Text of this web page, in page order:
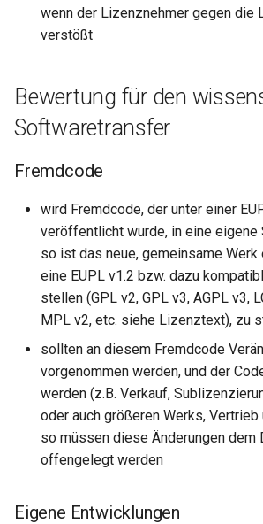
wenn der Lizenznehmer gegen die
verstößt
Bewertung für den
Softwaretransfer
Fremdcode
wird Fremdcode, der unter einer
veröffentlicht wurde, in eine
so ist das neue, gemeinsame
eine EUPL v1.2 bzw. dazu
stellen (GPL v2, GPL v3, AGPL v3,
MPL v2, etc. siehe Lizenztext), zu
sollten an diesem Fremdcode
vorgenommen werden, und der
werden (z.B. Verkauf,
oder auch größeren Werks,
so müssen diese Änderungen dem
offengelegt werden
Eigene Entwicklungen